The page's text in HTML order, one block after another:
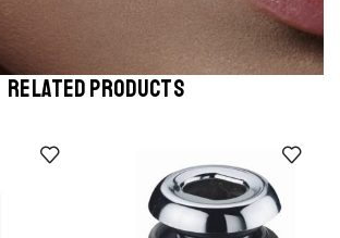
RELATED PRODUCTS